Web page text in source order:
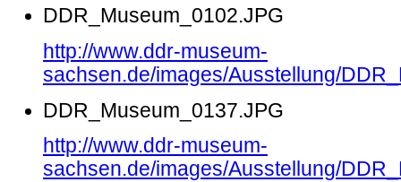
DDR_Museum_0102.JPG
http://www.ddr-museum-
sachsen.de/images/Ausstellung/
DDR_Museum_0137.JPG
http://www.ddr-museum-
sachsen.de/images/Ausstellung/